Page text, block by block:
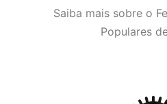
Saiba mais sobre o
Populares